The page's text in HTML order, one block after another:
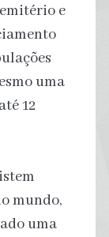
e
uma
12
mundo,
uma